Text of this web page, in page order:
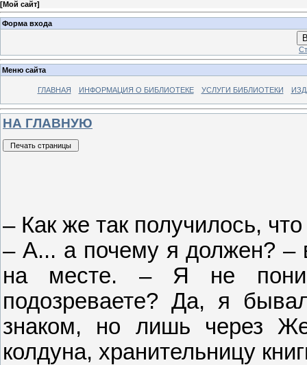
[Мой сайт]
Форма входа
Меню сайта
ГЛАВНАЯ ИНФОРМАЦИЯ О БИБЛИОТЕКЕ УСЛУГИ БИБЛИОТЕКИ
НА ГЛАВНУЮ
– Как же так получилось,
– А... а почему я должен? –
на месте. – Я не
подозреваете? Да, я
знаком, но лишь через
колдуна, хранительницу